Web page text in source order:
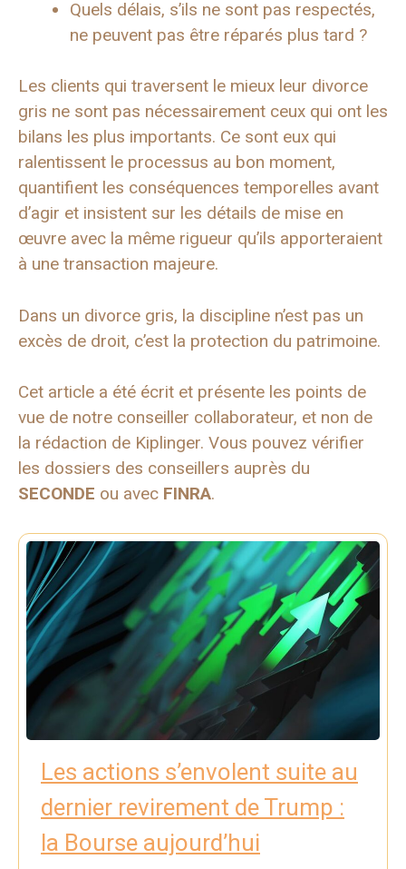
Quels délais, s’ils ne sont pas respectés,
ne peuvent pas être réparés plus tard ?
Les clients qui traversent le mieux leur divorce
gris ne sont pas nécessairement ceux qui ont les
bilans les plus importants. Ce sont eux qui
ralentissent le processus au bon moment,
quantifient les conséquences temporelles avant
d’agir et insistent sur les détails de mise en
œuvre avec la même rigueur qu’ils apporteraient
à une transaction majeure.
Dans un divorce gris, la discipline n’est pas un
excès de droit, c’est la protection du patrimoine.
Cet article a été écrit et présente les points de
vue de notre conseiller collaborateur, et non de
la rédaction de Kiplinger. Vous pouvez vérifier
les dossiers des conseillers auprès du
SECONDE ou avec FINRA.
Les actions s’envolent suite au
dernier revirement de Trump :
la Bourse aujourd’hui